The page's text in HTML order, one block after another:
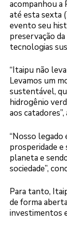
acompanhou a
até esta sexta
evento seu
preservação
tecnologias
“Itaipu não
Levamos um
sustentável,
hidrogênio
aos
“Nosso legado
prosperidade e
planeta e
sociedade”,
Para tanto,
de forma
investimentos